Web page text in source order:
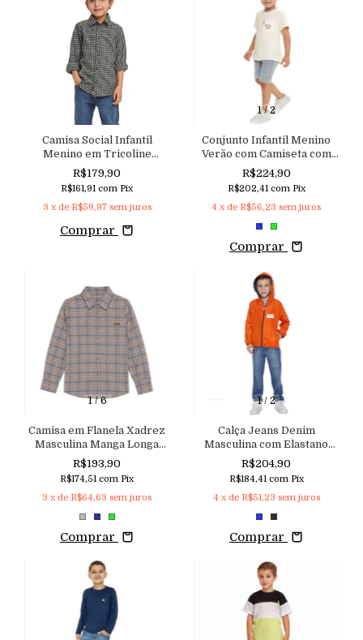
Camisa Social Infantil
Menino em Tricoline
Xadrez Macutie
R$179,90
R$161,91 com Pix
3 x de R$59,97 sem juros
Comprar
1/2
Conjunto Infantil Menino
Verão com Camiseta com
Gola Retílinea e Shots
Ecotex com Listras Macutie
R$224,90
R$202,41 com Pix
4 x de R$56,23 sem juros
Comprar
1/6
Camisa em Flanela Xadrez
Masculina Manga Longa
100% Algodão Macutie
R$193,90
R$174,51 com Pix
3 x de R$64,63 sem juros
Comprar
1/ 2
Calça Jeans Denim
Masculina com Elastano
Macutie
R$204,90
R$184,41 com Pix
4 x de R$51,23 sem juros
Comprar